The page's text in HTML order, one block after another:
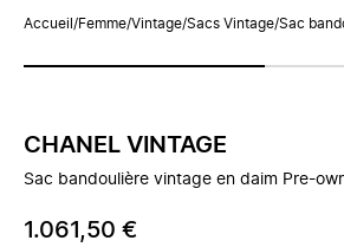
Accueil /Femme/Vintage/Sacs Vintage/Sac
CHANEL VINTAGE
Sac bandoulière vintage en daim Pre-
1.061,50 €